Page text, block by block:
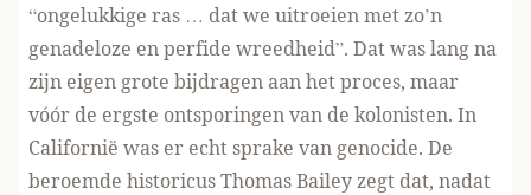
“ongelukkige ras … dat we uitroeien met zo’n
genadeloze en perfide wreedheid”. Dat was lang na
zijn eigen grote bijdragen aan het proces, maar
vóór de ergste ontsporingen van de kolonisten. In
Californië was er echt sprake van genocide. De
beroemde historicus Thomas Bailey zegt dat, nadat